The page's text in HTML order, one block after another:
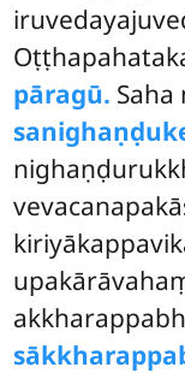
pāragū.